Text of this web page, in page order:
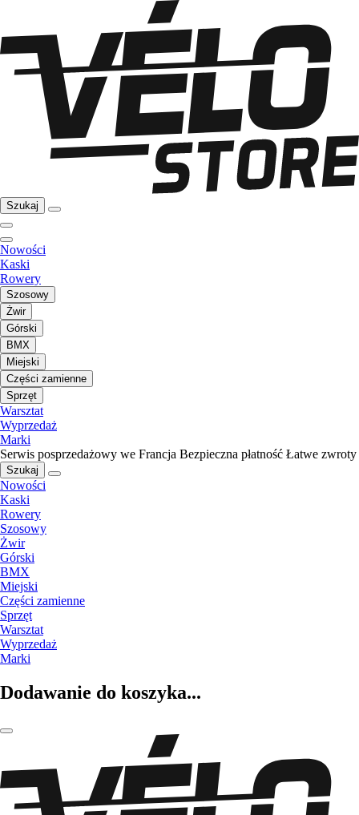
Szukaj
Nowości
Kaski
Rowery
Szosowy
Żwir
Górski
BMX
Miejski
Części zamienne
Sprzęt
Warsztat
Wyprzedaż
Marki
Serwis posprzedażowy we Francja Bezpieczna płatność Łatwe zwroty
Szukaj
Nowości
Kaski
Rowery
Szosowy
Żwir
Górski
BMX
Miejski
Części zamienne
Sprzęt
Warsztat
Wyprzedaż
Marki
Dodawanie do koszyka...